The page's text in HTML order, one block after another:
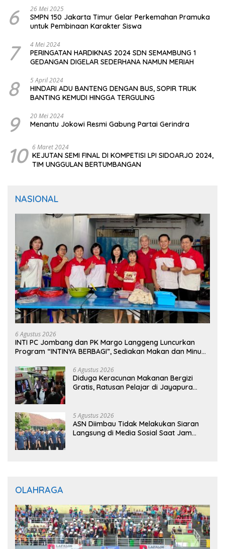
6 26 Mei 2025
SMPN 150 Jakarta Timur Gelar Perkemahan Pramuka
untuk Pembinaan Karakter Siswa
7 4 Mei 2024
PERINGATAN HARDIKNAS 2024 SDN SEMAMBUNG 1
GEDANGAN DIGELAR SEDERHANA NAMUN MERIAH
8 5 April 2024
HINDARI ADU BANTENG DENGAN BUS, SOPIR TRUK
BANTING KEMUDI HINGGA TERGULING
9 20 Mei 2024
Menantu Jokowi Resmi Gabung Partai Gerindra
10 6 Maret 2024
KEJUTAN SEMI FINAL DI KOMPETISI LPI SIDOARJO 2024,
TIM UNGGULAN BERTUMBANGAN
NASIONAL
6 Agustus 2026
INTI PC Jombang dan PK Margo Langgeng Luncurkan
Program “INTINYA BERBAGI”, Sediakan Makan dan Minum
6 Agustus 2026
Diduga Keracunan Makanan Bergizi
Gratis, Ratusan Pelajar di Jayapura
5 Agustus 2026
ASN Diimbau Tidak Melakukan Siaran
Langsung di Media Sosial Saat Jam
OLAHRAGA